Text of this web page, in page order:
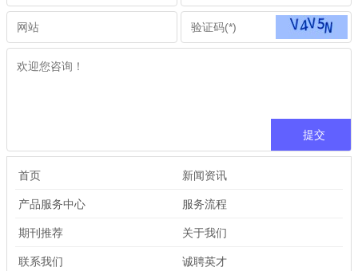
首页 新闻资讯
产品服务中心 服务流程
期刊推荐 关于我们
联系我们 诚聘英才